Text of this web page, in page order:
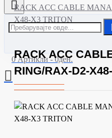
0 Артикли - 0ден.
RACK ACC CABLE
X48-X3 TRITON
RACK ACC
RING/RAX-D2-